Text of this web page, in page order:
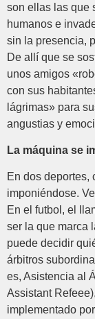
son ellas las que
humanos e
sin la presencia,
De allí que se
unos amigos
con sus
lágrimas» para
angustias y
La máquina se
En dos deportes,
imponiéndose.
En el futbol, el
ser la que marca
puede decidir
árbitros
es, Asistencia al
Assistant
implementado